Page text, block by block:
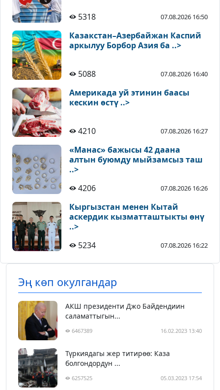
5318 07.08.2026 16:50
Казакстан–Азербайжан Каспий
аркылуу Борбор Азия ба ..>
5088 07.08.2026 16:40
Америкада уй этинин баасы
кескин өстү ..>
4210 07.08.2026 16:27
«Манас» бажысы 42 даана
алтын буюмду мыйзамсыз таш
..>
4206
07.08.2026 16:26
Кыргызстан менен Кытай
аскердик кызматташтыкты өнү
..>
5234
07.08.2026 16:22
Эң көп окулгандар
АКШ президенти Джо Байдендиин
саламаттыгын...
6467389 16.02.2023 13:40
Түркиядагы жер титирөө: Каза
болгондордун ...
6257525 05.03.2023 17:54